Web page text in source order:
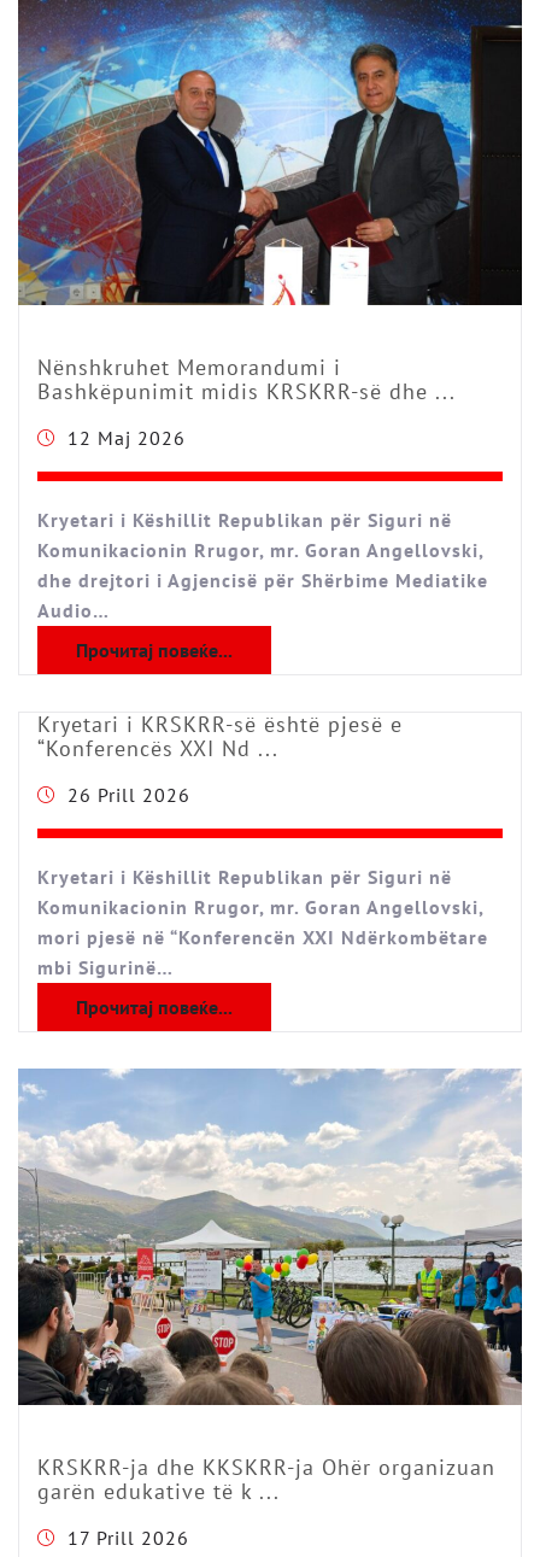
Nënshkruhet Memorandumi i
Bashkëpunimit midis KRSKRR-së dhe ...
12 Maj 2026
Kryetari i Këshillit Republikan për Siguri në
Komunikacionin Rrugor, mr. Goran Angellovski,
dhe drejtori i Agjencisë për Shërbime Mediatike
Audio…
Прочитај повеќе...
Kryetari i KRSKRR-së është pjesë e
“Konferencës XXI Nd ...
26 Prill 2026
Kryetari i Këshillit Republikan për Siguri në
Komunikacionin Rrugor, mr. Goran Angellovski,
mori pjesë në “Konferencën XXI Ndërkombëtare
mbi Sigurinë…
Прочитај повеќе...
KRSKRR-ja dhe KKSKRR-ja Ohër organizuan
garën edukative të k ...
17 Prill 2026